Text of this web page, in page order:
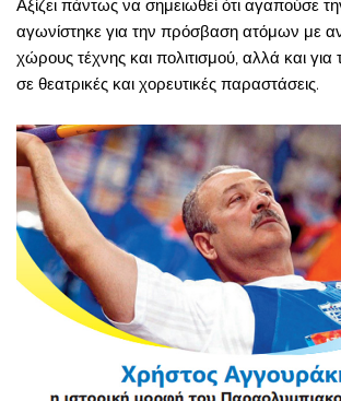
Αξίζει πάντως να σημειωθεί ότι αγαπούσε
αγωνίστηκε για την πρόσβαση ατόμων με
χώρους τέχνης και πολιτισμού, αλλά και για
σε θεατρικές και χορευτικές παραστάσεις.